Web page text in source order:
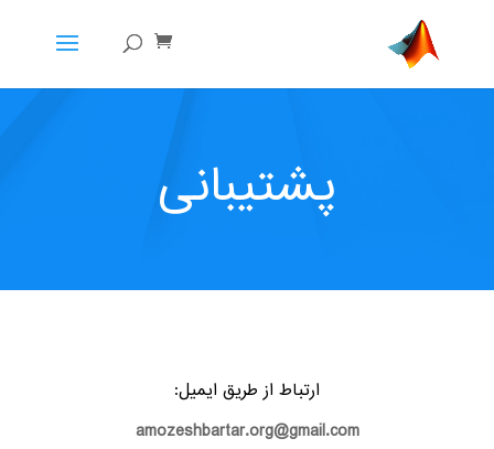
پشتیبانی
ارتباط از طریق ایمیل:
amozeshbartar.org@gmail.com